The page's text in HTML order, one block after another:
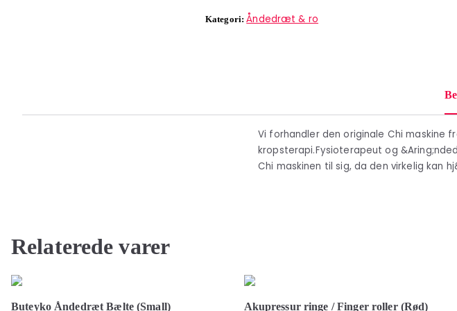
Kategori:Åndedræt & ro
Vi forhandler den originale Chi maskine
kropsterapi.Fysioterapeut og
Chi maskinen til sig, da den virkelig kan
Relaterede varer
Buteyko Åndedræt Bælte (Small) Akupressur ringe / Finger roller (Rød)